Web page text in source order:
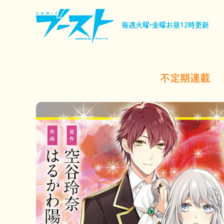
毎週火曜•金曜お昼12時更新
不定期連載